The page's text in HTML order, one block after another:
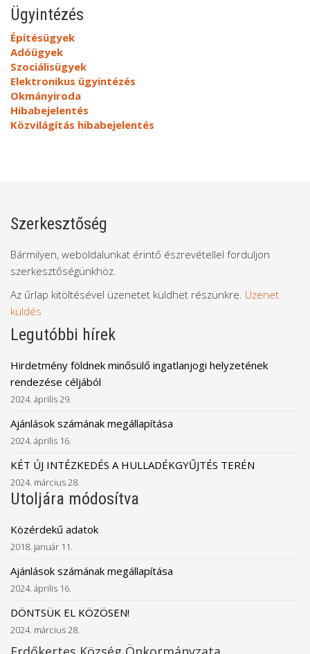
Ügyintézés
Építésügyek
Adóügyek
Szociálisügyek
Elektronikus ügyintézés
Okmányiroda
Hibabejelentés
Közvilágítás hibabejelentés
Szerkesztőség
Bármilyen, weboldalunkat érintő észrevétellel forduljon
szerkesztőségünkhöz.
Az űrlap kitöltésével üzenetet küldhet részünkre. Üzenet
küldés
Legutóbbi hírek
Hirdetmény földnek minősülő ingatlanjogi helyzetének
rendezése céljából
2024. április 29.
Ajánlások számának megállapítása
2024. április 16.
KÉT ÚJ INTÉZKEDÉS A HULLADÉKGYŰJTÉS TERÉN
2024. március 28.
Utoljára módosítva
Közérdekű adatok
2018. január 11.
Ajánlások számának megállapítása
2024. április 16.
DÖNTSÜK EL KÖZÖSEN!
2024. március 28.